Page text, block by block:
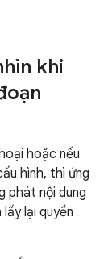
khi
hoặc nếu
hình, thì ứng
phát nội dung
lại quyền